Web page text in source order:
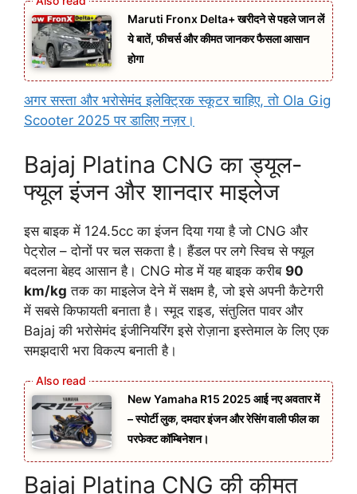
Maruti Fronx Delta+ खरीदने से पहले जान लें
ये बातें, फीचर्स और कीमत जानकर फैसला आसान
होगा
अगर सस्ता और भरोसेमंद इलेक्ट्रिक स्कूटर चाहिए, तो Ola Gig
Scooter 2025 पर डालिए नज़र।
Bajaj Platina CNG का ड्यूल-
फ्यूल इंजन और शानदार माइलेज
इस बाइक में 124.5cc का इंजन दिया गया है जो CNG और
पेट्रोल – दोनों पर चल सकता है। हैंडल पर लगे स्विच से फ्यूल
बदलना बेहद आसान है। CNG मोड में यह बाइक करीब 90
km/kg तक का माइलेज देने में सक्षम है, जो इसे अपनी कैटेगरी
में सबसे किफायती बनाता है। स्मूद राइड, संतुलित पावर और
Bajaj की भरोसेमंद इंजीनियरिंग इसे रोज़ाना इस्तेमाल के लिए एक
समझदारी भरा विकल्प बनाती है।
New Yamaha R15 2025 आई नए अवतार में
– स्पोर्टी लुक, दमदार इंजन और रेसिंग वाली फील का
परफेक्ट कॉम्बिनेशन।
Bajaj Platina CNG की कीमत